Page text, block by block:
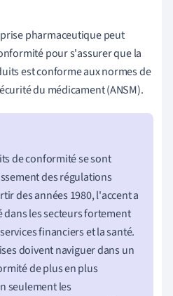
pharmaceutique peut
pour s'assurer que la
est conforme aux normes de
du médicament (ANSM).
de conformité se sont
des régulations
des années 1980, l'accent a
les secteurs fortement
financiers et la santé.
doivent naviguer dans un
de plus en plus
seulement les